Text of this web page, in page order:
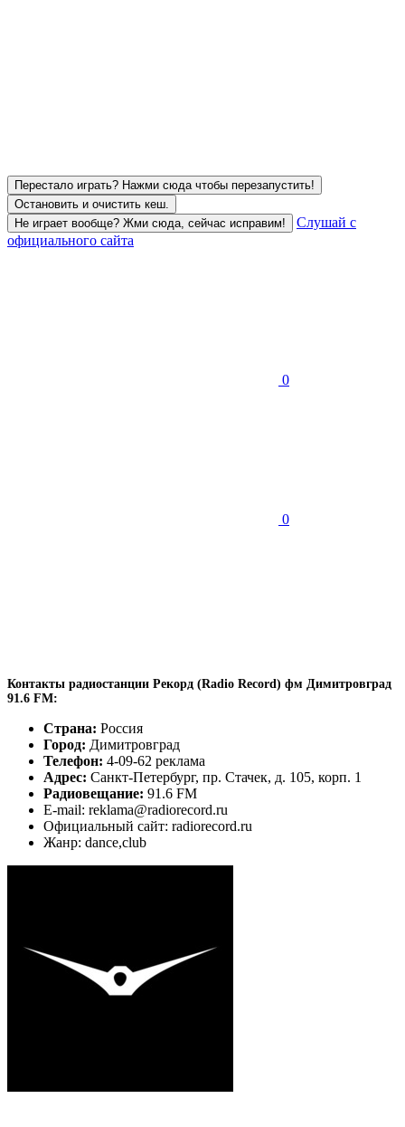
Перестало играть? Нажми сюда чтобы перезапустить!
Остановить и очистить кеш.
Не играет вообще? Жми сюда, сейчас исправим!
Слушай с
официального сайта
0
0
Контакты радиостанции Рекорд (Radio Record) фм Димитровград
91.6 FM:
Страна: Россия
Город: Димитровград
Телефон: 4-09-62 реклама
Адрес: Санкт-Петербург, пр. Стачек, д. 105, корп. 1
Радиовещание: 91.6 FM
E-mail: reklama@radiorecord.ru
Официальный сайт: radiorecord.ru
Жанр: dance,club